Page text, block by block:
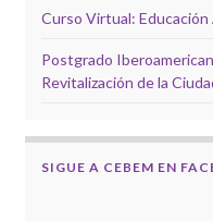
Curso Virtual:
Postgrado
Revitalización de la
SIGUE A CEBEM EN